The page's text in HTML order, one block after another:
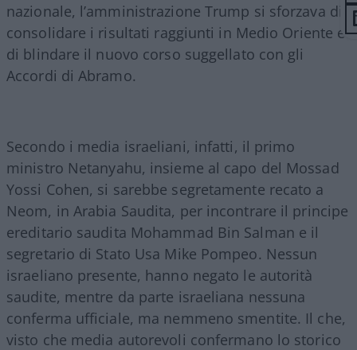
nazionale, l’amministrazione Trump si sforzava di
consolidare i risultati raggiunti in Medio Oriente e
di blindare il nuovo corso suggellato con gli
Accordi di Abramo.
Secondo i media israeliani, infatti, il primo
ministro Netanyahu, insieme al capo del Mossad
Yossi Cohen, si sarebbe segretamente recato a
Neom, in Arabia Saudita, per incontrare il principe
ereditario saudita Mohammad Bin Salman e il
segretario di Stato Usa Mike Pompeo. Nessun
israeliano presente, hanno negato le autorità
saudite, mentre da parte israeliana nessuna
conferma ufficiale, ma nemmeno smentite. Il che,
visto che media autorevoli confermano lo storico